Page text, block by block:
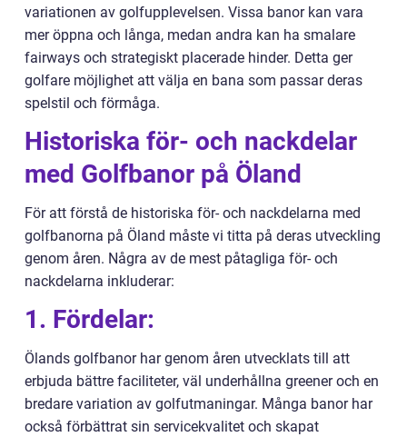
variationen av golfupplevelsen. Vissa banor kan vara
mer öppna och långa, medan andra kan ha smalare
fairways och strategiskt placerade hinder. Detta ger
golfare möjlighet att välja en bana som passar deras
spelstil och förmåga.
Historiska för- och nackdelar
med Golfbanor på Öland
För att förstå de historiska för- och nackdelarna med
golfbanorna på Öland måste vi titta på deras utveckling
genom åren. Några av de mest påtagliga för- och
nackdelarna inkluderar:
1. Fördelar:
Ölands golfbanor har genom åren utvecklats till att
erbjuda bättre faciliteter, väl underhållna greener och en
bredare variation av golfutmaningar. Många banor har
också förbättrat sin servicekvalitet och skapat